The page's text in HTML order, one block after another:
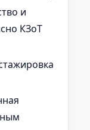
и
КЗоТ